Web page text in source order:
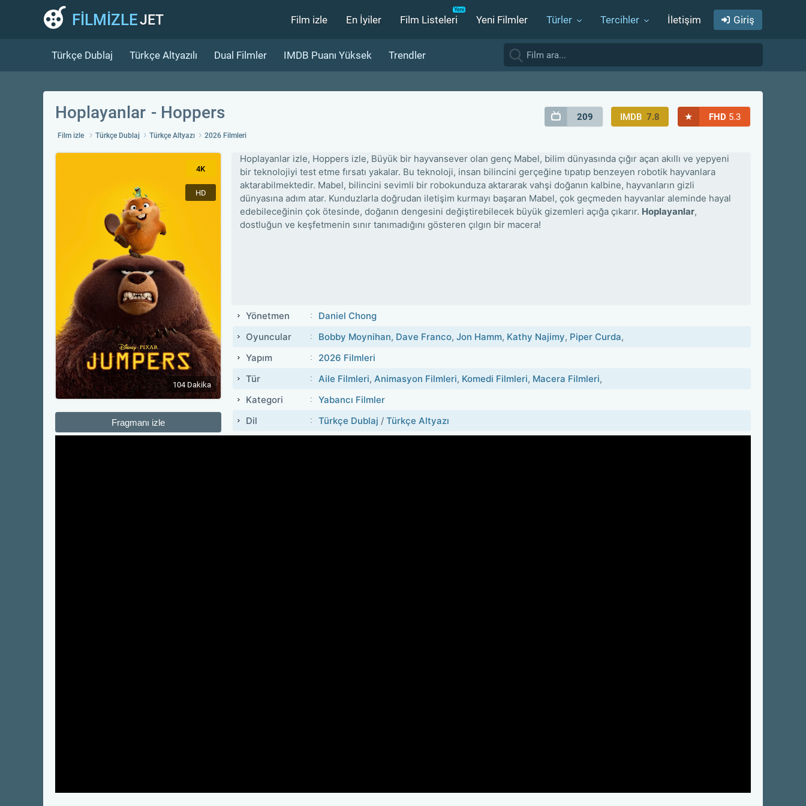
FİLMİZLEJET Film izle En İyiler Film Listeleri Yeni Filmler Türler Tercihler İletişim Giriş
Türkçe Dublaj Türkçe Altyazılı Dual Filmler IMDB Puanı Yüksek Trendler
Hoplayanlar Hoppers
Film izle Türkçe Dublaj Türkçe Altyazı 2026 Filmleri
209 IMDB 7.8 ★ FHD 5.3
4K
HD
104 Dakika
Fragmanı izle
Hoplayanlar izle, Hoppers izle, Büyük bir hayvansever olan genç Mabel, bilim dünyasında çığır açan akıllı ve yepyeni
bir teknolojiyi test etme fırsatı yakalar. Bu teknoloji, insan bilincini gerçeğine tıpatıp benzeyen robotik hayvanlara
aktarabilmektedir. Mabel, bilincini sevimli bir robokunduza aktararak vahşi doğanın kalbine, hayvanların gizli
dünyasına adım atar. Kunduzlarla doğrudan iletişim kurmayı başaran Mabel, çok geçmeden hayvanlar aleminde hayal
edebileceğinin çok ötesinde, doğanın dengesini değiştirebilecek büyük gizemleri açığa çıkarır. Hoplayanlar,
dostluğun ve keşfetmenin sınır tanımadığını gösteren çılgın bir macera!
Yönetmen
Daniel Chong
Oyuncular
Bobby Moynihan, Dave Franco, Jon Hamm, Kathy Najimy, Piper Curda,
Yapım
2026 Filmleri
Tür
Aile Filmleri, Animasyon Filmleri, Komedi Filmleri, Macera Filmleri,
Kategori
Yabancı Filmler
Dil
Türkçe Dublaj / Türkçe Altyazı